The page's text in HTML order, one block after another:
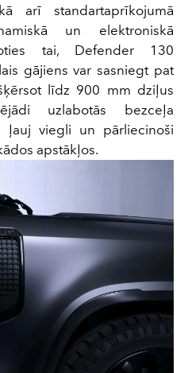
arī standartaprīkojumā
un elektroniskā
tai, Defender 130
gājiens var sasniegt pat
līdz 900 mm dziļus
uzlabotās bezceļa
ļauj viegli un pārliecinoši
apstākļos.